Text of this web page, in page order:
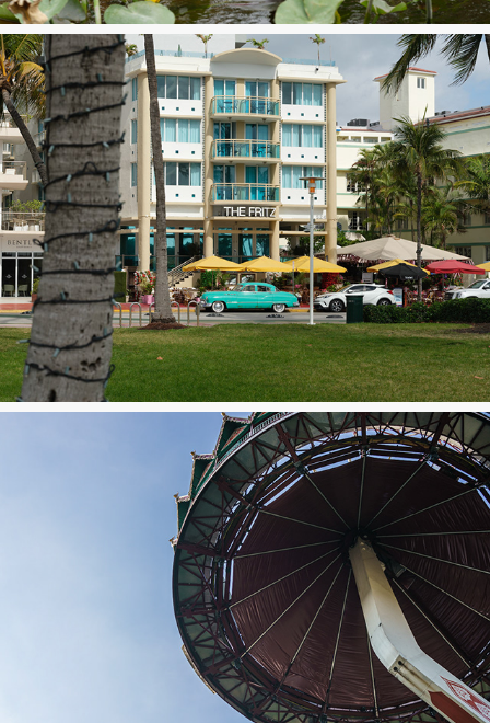
Miami
Efteling